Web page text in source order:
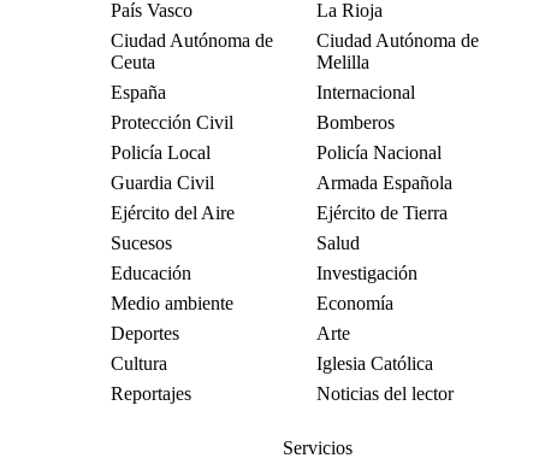
País Vasco
La Rioja
Ciudad Autónoma de
Ceuta
Ciudad Autónoma de
Melilla
España
Internacional
Protección Civil
Bomberos
Policía Local
Policía Nacional
Guardia Civil
Armada Española
Ejército del Aire
Ejército de Tierra
Sucesos
Salud
Educación
Investigación
Medio ambiente
Economía
Deportes
Arte
Cultura
Iglesia Católica
Reportajes
Noticias del lector
Servicios